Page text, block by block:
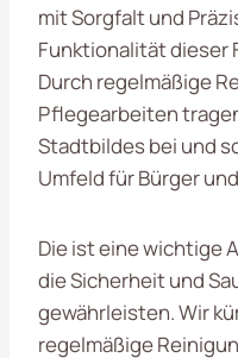
mit Sorgfalt und
Funktionalität dieser
Durch regelmäßige
Pflegearbeiten
Stadtbildes bei und
Umfeld für Bürger
Die ist eine wichtige
die Sicherheit und
gewährleisten. Wir
regelmäßige